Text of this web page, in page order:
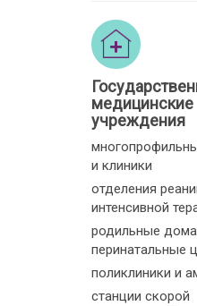
медицинские
учреждения
и клиники
отделения
интенсивной
родильные
перинатальные
поликлиники и
станции скорой